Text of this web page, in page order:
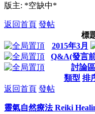
版主: *空缺中*
返回首頁 發帖
標
2015年3月
Q&A(發言
討論
類型 排
返回首頁 發帖
靈氣自然療法 Reiki